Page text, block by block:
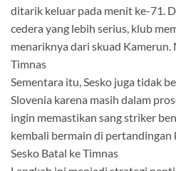
ditarik keluar pada menit ke-71.
cedera yang lebih serius, klub
menariknya dari skuad Kamerun.
Timnas
Sementara itu, Sesko juga tidak
Slovenia karena masih dalam
ingin memastikan sang striker
kembali bermain di
Sesko Batal ke Timnas